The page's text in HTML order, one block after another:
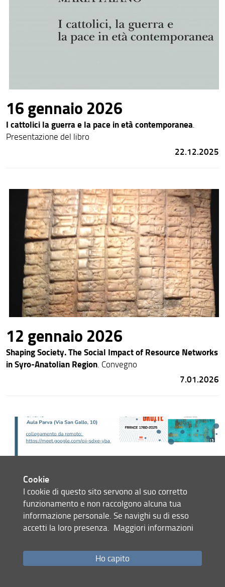
16 gennaio 2026
I cattolici la guerra e la pace in età contemporanea.
Presentazione del libro
22.12.2025
12 gennaio 2026
Shaping Society. The Social Impact of Resource Networks
in Syro-Anatolian Region. Convegno
7.01.2026
7 gennaio 2026
Cookie
I cookie di questo sito servono al suo corretto
funzionamento e non raccolgono alcuna tua
informazione personale. Se navighi su di esso
accetti la loro presenza. Maggiori informazioni
Ho capito